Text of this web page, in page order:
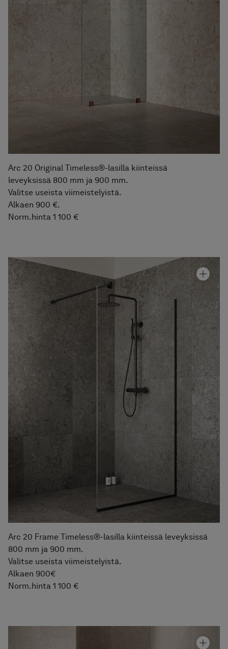
Arc 20 Original Timeless®-lasilla kiinteissä
leveyksissä 800 mm ja 900 mm.
Valitse useista viimeistelyistä.
Alkaen 900 €.
Norm.hinta 1 100 €
Suihkuseinä Arc 20 Frame
Hinta alk 910 €
Arc 20 Frame Timeless®-lasilla kiinteissä leveyksissä
800 mm ja 900 mm.
Valitse useista viimeistelyistä.
Alkaen 900€
Norm.hinta 1 100 €